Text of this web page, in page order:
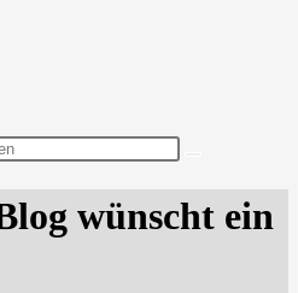
wünscht ein